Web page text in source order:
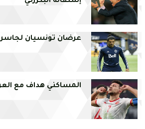
عرضان تونسيان لجاسر
المساكني هداف مع